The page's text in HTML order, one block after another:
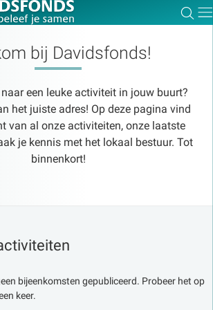
bij Davidsfonds!
een leuke activiteit in jouw buurt?
het juiste adres! Op deze pagina vind
van al onze activiteiten, onze laatste
je kennis met het lokaal bestuur. Tot
binnenkort!
bijeenkomsten gepubliceerd. Probeer het op
keer.